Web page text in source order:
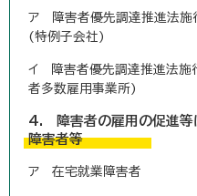
ア 障害者優先調達推進法施
(特例子会社)
イ 障害者優先調達推進法施
者多数雇用事業所)
4. 障害者の雇用の促進等
障害者等
ア 在宅就業障害者